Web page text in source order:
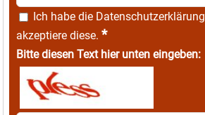
Ich habe die Datenschutzerklärung
akzeptiere diese. *
Bitte diesen Text hier unten eingeben: